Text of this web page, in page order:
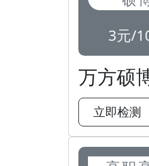
3元/
万方硕
立即检测